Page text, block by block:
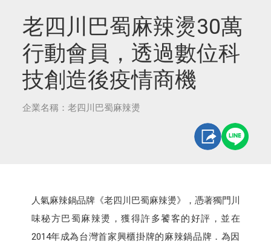
老四川巴蜀麻辣燙30萬
行動會員，透過數位科
技創造後疫情商機
企業名稱：老四川巴蜀麻辣燙
人氣麻辣鍋品牌《老四川巴蜀麻辣燙》，憑著獨門川
味秘方巴蜀麻辣燙，獲得許多饕客的好評，並在
2014年成為台灣首家興櫃掛牌的麻辣鍋品牌．為因